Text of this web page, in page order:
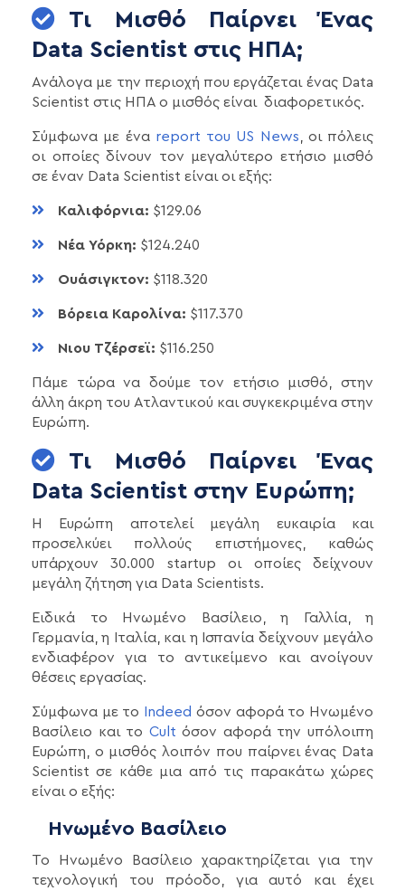
Τι Μισθό Παίρνει Ένας
Data Scientist στις ΗΠΑ;
Ανάλογα με την περιοχή που εργάζεται ένας Data
Scientist στις ΗΠΑ ο μισθός είναι διαφορετικός.
Σύμφωνα με ένα report του US News , οι πόλεις
οι οποίες δίνουν τον μεγαλύτερο ετήσιο μισθό
σε έναν Data Scientist είναι οι εξής:
Καλιφόρνια: $129.06
Νέα Υόρκη: $124.240
Ουάσιγκτον: $118.320
Βόρεια Καρολίνα: $117.370
Νιου Τζέρσεϊ: $116.250
Πάμε τώρα να δούμε τον ετήσιο μισθό, στην
άλλη άκρη του Ατλαντικού και συγκεκριμένα στην
Ευρώπη.
Τι Μισθό Παίρνει Ένας
Data Scientist στην Ευρώπη;
Η Ευρώπη αποτελεί μεγάλη ευκαιρία και
προσελκύει πολλούς επιστήμονες, καθώς
υπάρχουν 30.000 startup οι οποίες δείχνουν
μεγάλη ζήτηση για Data Scientists.
Ειδικά το Ηνωμένο Βασίλειο, η Γαλλία, η
Γερμανία, η Ιταλία, και η Ισπανία δείχνουν μεγάλο
ενδιαφέρον για το αντικείμενο και ανοίγουν
θέσεις εργασίας.
Σύμφωνα με το Indeed όσον αφορά το Ηνωμένο
Βασίλειο και το Cult όσον αφορά την υπόλοιπη
Ευρώπη, ο μισθός λοιπόν που παίρνει ένας Data
Scientist σε κάθε μια από τις παρακάτω χώρες
είναι ο εξής:
Ηνωμένο Βασίλειο
Το Ηνωμένο Βασίλειο χαρακτηρίζεται για την
τεχνολογική του πρόοδο, για αυτό και έχει